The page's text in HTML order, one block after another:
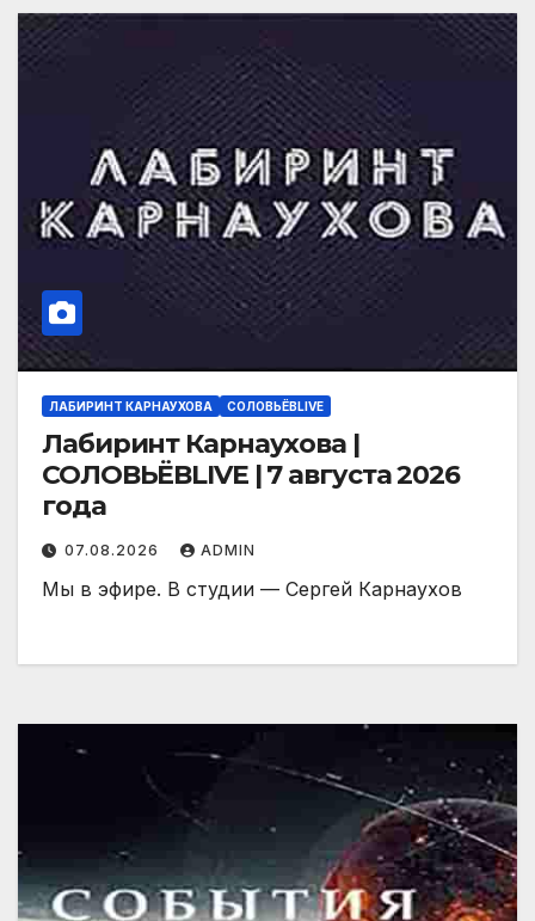
ЛАБИРИНТ КАРНАУХОВА СОЛОВЬЁВLIVE
Лабиринт Карнаухова |
СОЛОВЬЁВLIVE | 7 августа 2026
года
07.08.2026 ADMIN
Мы в эфире. В студии — Сергей Карнаухов